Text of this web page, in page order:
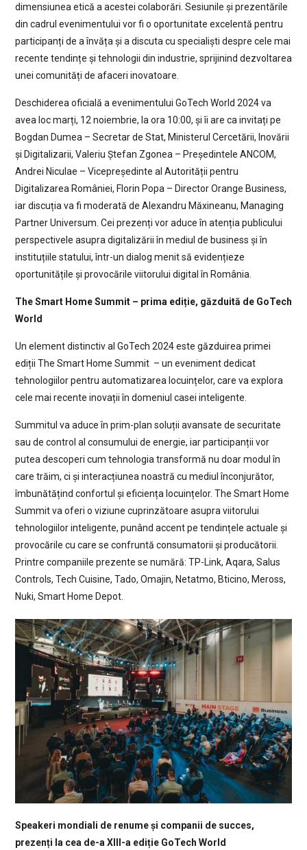
dimensiunea etică a acestei colaborări. Sesiunile și prezentările
din cadrul evenimentului vor fi o oportunitate excelentă pentru
participanți de a învăța și a discuta cu specialiști despre cele mai
recente tendințe și tehnologii din industrie, sprijinind dezvoltarea
unei comunități de afaceri inovatoare.
Deschiderea oficială a evenimentului GoTech World 2024 va
avea loc marți, 12 noiembrie, la ora 10:00, și îi are ca invitați pe
Bogdan Dumea – Secretar de Stat, Ministerul Cercetării, Inovării
și Digitalizarii, Valeriu Ștefan Zgonea – Președintele ANCOM,
Andrei Niculae – Vicepreședinte al Autorității pentru
Digitalizarea României, Florin Popa – Director Orange Business,
iar discuția va fi moderată de Alexandru Măxineanu, Managing
Partner Universum. Cei prezenți vor aduce în atenția publicului
perspectivele asupra digitalizării în mediul de business și în
instituțiile statului, într-un dialog menit să evidențieze
oportunitățile și provocările viitorului digital în România.
The Smart Home Summit – prima ediție, găzduită de GoTech
World
Un element distinctiv al GoTech 2024 este găzduirea primei
ediții The Smart Home Summit – un eveniment dedicat
tehnologiilor pentru automatizarea locuințelor, care va explora
cele mai recente inovații în domeniul casei inteligente.
Summitul va aduce în prim-plan soluții avansate de securitate
sau de control al consumului de energie, iar participanții vor
putea descoperi cum tehnologia transformă nu doar modul în
care trăim, ci și interacțiunea noastră cu mediul înconjurător,
îmbunătățind confortul și eficiența locuințelor. The Smart Home
Summit va oferi o viziune cuprinzătoare asupra viitorului
tehnologiilor inteligente, punând accent pe tendințele actuale și
provocările cu care se confruntă consumatorii și producătorii.
Printre companiile prezente se numără: TP-Link, Aqara, Salus
Controls, Tech Cuisine, Tado, Omajin, Netatmo, Bticino, Meross,
Nuki, Smart Home Depot.
Speakeri mondiali de renume și companii de succes,
prezenți la cea de-a XIII-a ediție GoTech World